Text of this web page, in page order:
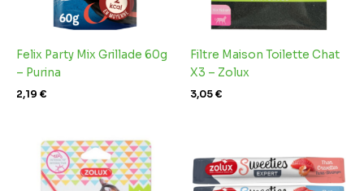
Felix Party Mix Grillade 60g
– Purina
2,19 €
Filtre Maison Toilette Chat
X3 – Zolux
3,05€